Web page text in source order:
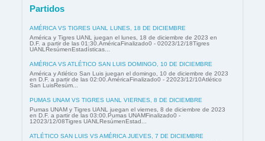
Partidos
AMÉRICA VS TIGRES UANL LUNES, 18 DE DICIEMBRE
América y Tigres UANL juegan el lunes, 18 de diciembre de 2023 en
D.F. a partir de las 01:30.AméricaFinalizado0 - 02023/12/18Tigres
UANLResúmenEstadísticas...
AMÉRICA VS ATLÉTICO SAN LUIS DOMINGO, 10 DE DICIEMBRE
América y Atlético San Luis juegan el domingo, 10 de diciembre de 2023
en D.F. a partir de las 02:00.AméricaFinalizado0 - 22023/12/10Atlético
San LuisResúm...
PUMAS UNAM VS TIGRES UANL VIERNES, 8 DE DICIEMBRE
Pumas UNAM y Tigres UANL juegan el viernes, 8 de diciembre de 2023
en D.F. a partir de las 03:00.Pumas UNAMFinalizado0 -
12023/12/08Tigres UANLResúmenEstad...
ATLÉTICO SAN LUIS VS AMÉRICA JUEVES, 7 DE DICIEMBRE